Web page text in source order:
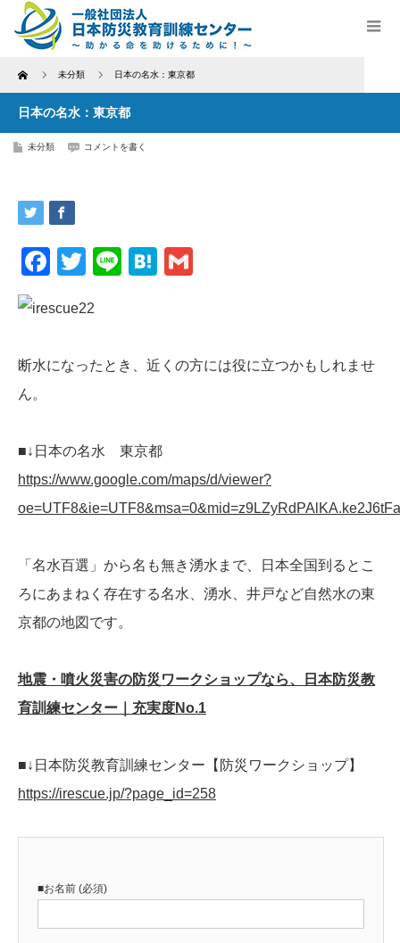
Home 未分類 日本の名水：東京都
日本の名水：東京都
未分類 コメントを書く
Facebook
Twitter
LineHatena
断水になったとき、近くの方には役に立つかもしれませ
ん。
■↓日本の名水 東京都
https://www.google.com/maps/d/viewer?
「名水百選」から名も無き湧水まで、日本全国到るとこ
ろにあまねく存在する名水、湧水、井戸など自然水の東
京都の地図です。
地震・噴火災害の防災ワークショップなら、日本防災教
育訓練センター｜充実度No.1
■↓日本防災教育訓練センター【防災ワークショップ】
https://irescue.jp/?page_id=258
■お名前 (必須)